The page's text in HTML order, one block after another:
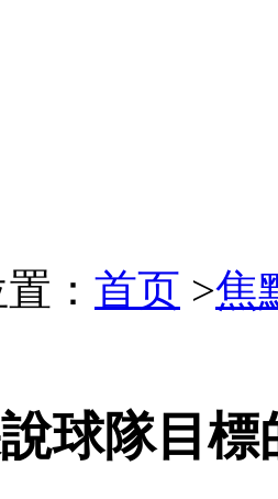
： 首页 >焦
說球隊目